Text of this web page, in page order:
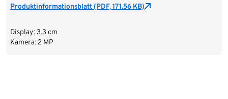
Produktinformationsblatt (PDF, 171.56 KB)
Display: 3.3 cm
Kamera: 2 MP